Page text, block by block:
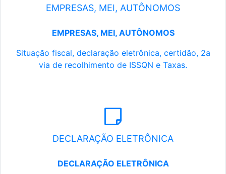
EMPRESAS, MEI, AUTÔNOMOS
EMPRESAS, MEI, AUTÔNOMOS
Situação fiscal, declaração eletrônica, certidão, 2a
via de recolhimento de ISSQN e Taxas.
DECLARAÇÃO ELETRÔNICA
DECLARAÇÃO ELETRÔNICA